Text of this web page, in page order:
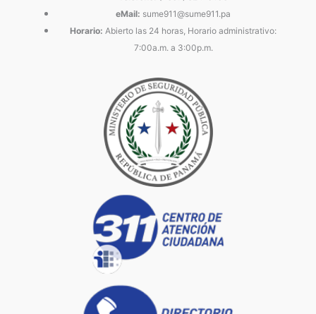
eMail: sume911@sume911.pa
Horario: Abierto las 24 horas, Horario administrativo:
7:00a.m. a 3:00p.m.